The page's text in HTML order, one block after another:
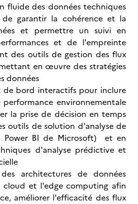
fluide des données techniques
garantir la cohérence et la
et permettre un suivi en
et de l'empreinte
des outils de gestion des flux
en œuvre des stratégies
données
de bord interactifs pour inclure
environnementale
la prise de décision en temps
outils de solution d'analyse de
BI de Microsoft) et en
d'analyse prédictive et
architectures de données
cloud et l'edge computing afin
améliorer l'efficacité des flux